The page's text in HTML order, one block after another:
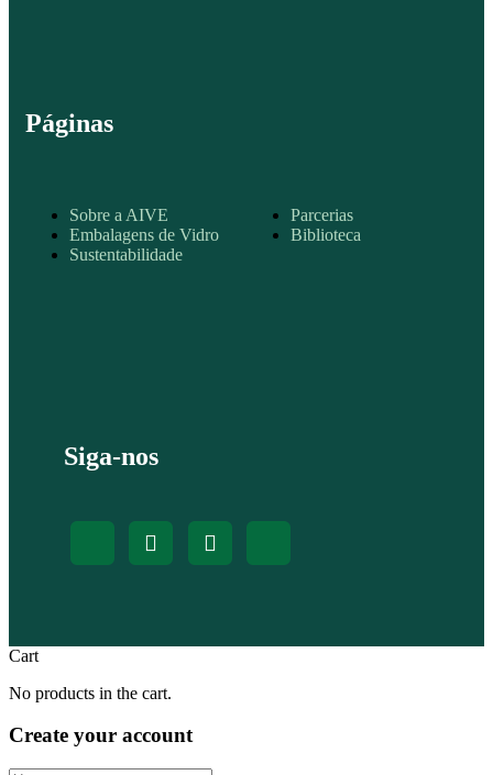
Páginas
Sobre a AIVE
Embalagens de Vidro
Sustentabilidade
Parcerias
Biblioteca
Siga-nos
Cart
No products in the cart.
Create your account